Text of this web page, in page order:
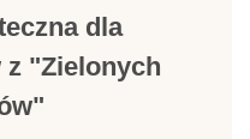
dla
z "Zielonych